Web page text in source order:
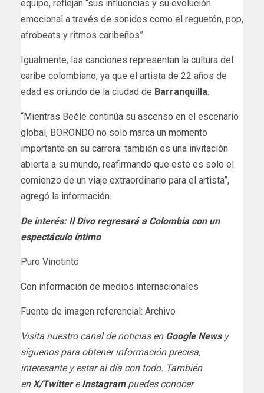
equipo, reflejan “sus influencias y su evolución
emocional a través de sonidos como el reguetón, pop,
afrobeats y ritmos caribeños”.
Igualmente, las canciones representan la cultura del
caribe colombiano, ya que el artista de 22 años de
edad es oriundo de la ciudad de Barranquilla.
“Mientras Beéle continúa su ascenso en el escenario
global, BORONDO no solo marca un momento
importante en su carrera: también es una invitación
abierta a su mundo, reafirmando que este es solo el
comienzo de un viaje extraordinario para el artista”,
agregó la información.
De interés: Il Divo regresará a Colombia con un
espectáculo íntimo
Puro Vinotinto
Con información de medios internacionales
Fuente de imagen referencial: Archivo
Visita nuestro canal de noticias en Google Newsy
síguenos para obtener información precisa,
interesante y estar al día con todo. También
en X/TwittereInstagrampuedes conocer